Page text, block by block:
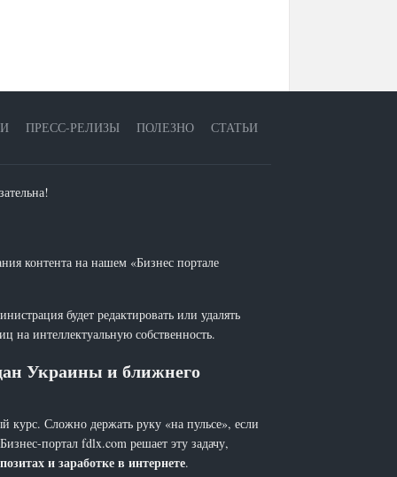
ПРЕСС-РЕЛИЗЫ ПОЛЕЗНО СТАТЬИ
контента на нашем «Бизнес портале
будет редактировать или удалять
на интеллектуальную собственность.
Украины и ближнего
курс. Сложно держать руку «на пульсе», если
портал fdlx.com решает эту задачу,
и заработке в интернете.